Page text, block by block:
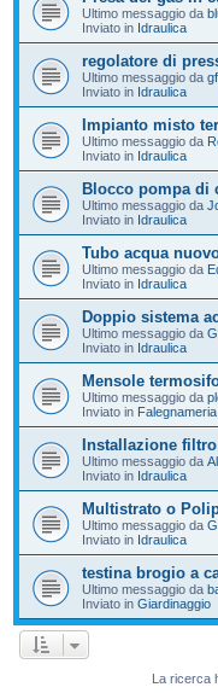
Ultimo messaggio da
Inviato in Idraulica
regolatore di
Ultimo messaggio da
Inviato in Idraulica
Impianto misto
Ultimo messaggio da
Inviato in Idraulica
Blocco pompa di
Ultimo messaggio da
Inviato in Idraulica
Tubo acqua
Ultimo messaggio da
Inviato in Idraulica
Doppio sistema
Ultimo messaggio da
Inviato in Idraulica
Mensole
Ultimo messaggio da
Inviato in Falegnameria
Installazione
Ultimo messaggio da
Inviato in Idraulica
Multistrato o
Ultimo messaggio da
Inviato in Idraulica
testina brogio a
Ultimo messaggio da
Inviato in Giardinaggio
La ricerca